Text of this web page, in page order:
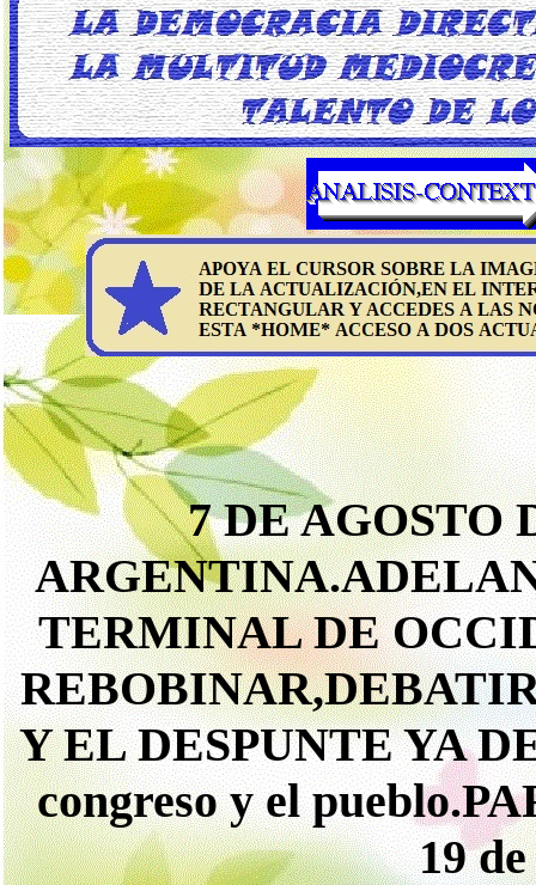
7 DE AGOSTO
TERMINAL DE
Y EL DESPUNTE YA
congreso y el
19